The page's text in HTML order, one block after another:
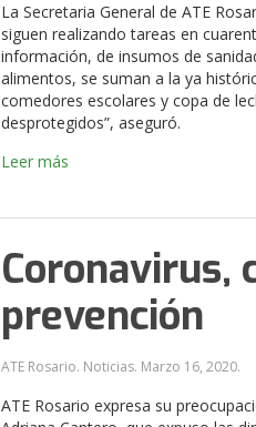
La Secretaria General de ATE
siguen realizando tareas en
información, de insumos de
alimentos, se suman a la ya
comedores escolares y copa de
desprotegidos”, aseguró.
Leer más
Coronavirus,
prevención
ATE Rosario. Noticias. Marzo 16, 2020.
ATE Rosario expresa su